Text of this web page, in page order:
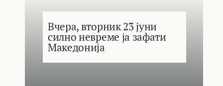
Вчера, вторник 23 јуни
силно невреме ја зафати
Македонија